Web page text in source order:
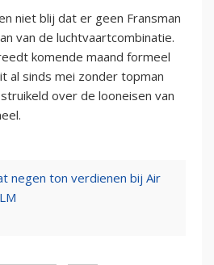
niet blij dat er geen Fransman
van de luchtvaartcombinatie.
komende maand formeel
al sinds mei zonder topman
over de looneisen van
negen ton verdienen bij Air